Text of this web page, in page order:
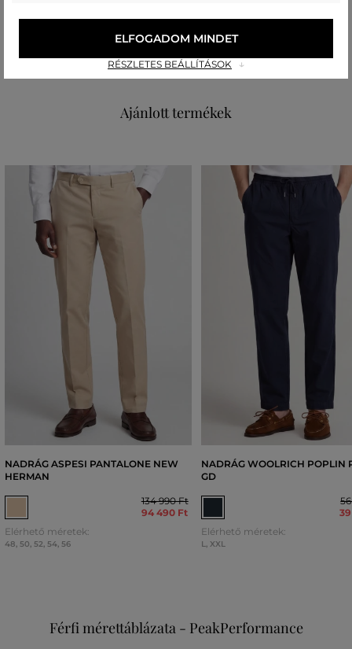
ÚJRAHASZNOSÍTOTT POLIÉSZTER
100 %
Ajánlott termékek
NADRÁG ASPESI PANTALONE NEW
HERMAN
134 990 Ft
94 490 Ft
Elérhető méretek:
48, 50, 52, 54, 56
NADRÁG WOOLRICH POPLIN
GD
Elérhető méretek:
L, XXL
Férfi mérettáblázata - PeakPerformance
RÉSZLETES BEÁLLÍTÁSOK
ELFOGADOM MINDET